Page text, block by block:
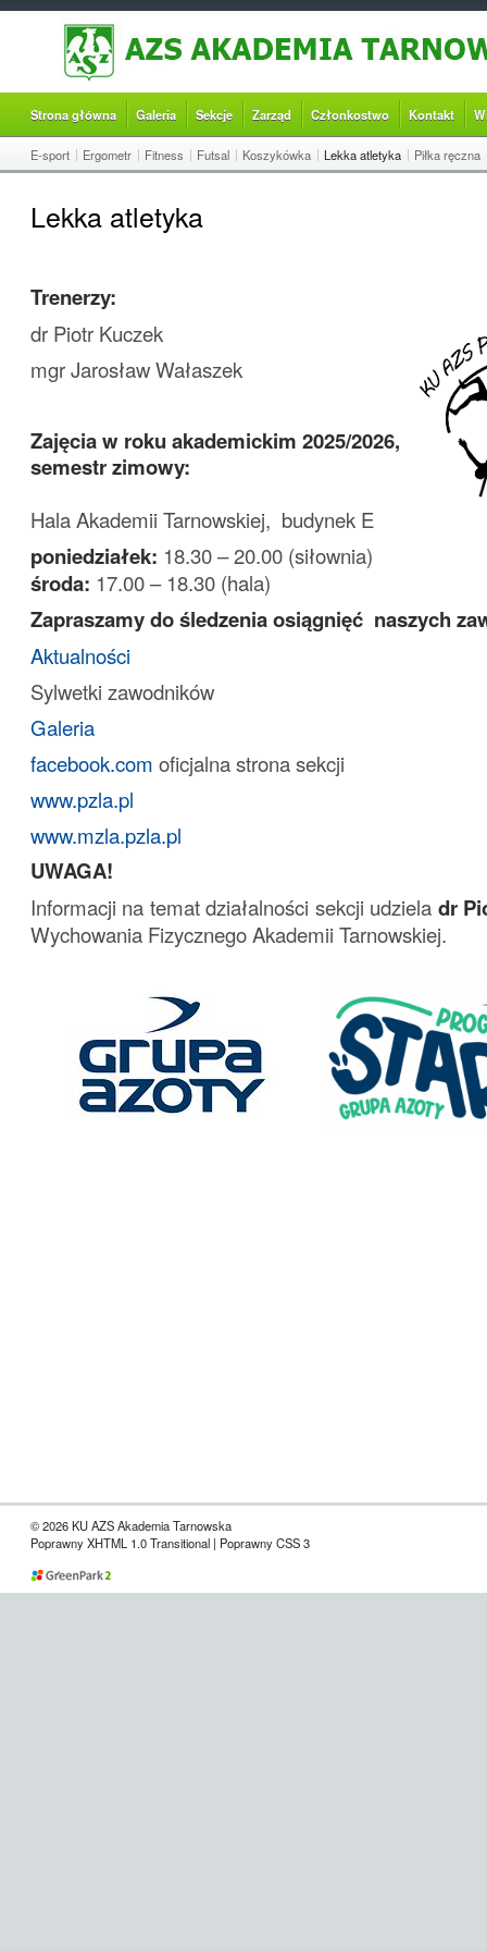
Strona główna Galeria Sekcje Zarząd Członkostwo Kontakt
E-sport Ergometr Fitness Futsal Koszykówka Lekka atletyka Piłka ręczna
Lekka atletyka
Trenerzy:
dr Piotr Kuczek
mgr Jarosław Wałaszek
Zajęcia w roku akademickim 2025/2026,
semestr zimowy:
Hala Akademii Tarnowskiej, budynek E
poniedziałek: 18.30 – 20.00 (siłownia)
środa: 17.00 – 18.30 (hala)
Zapraszamy do śledzenia osiągnięć naszych
Aktualności
Sylwetki zawodników
Galeria
facebook.com oficjalna strona sekcji
www.pzla.pl
www.mzla.pzla.pl
UWAGA!
Informacji na temat działalności sekcji udziela dr
Wychowania Fizycznego Akademii Tarnowskiej.
© 2026 KU AZS Akademia Tarnowska
Poprawny XHTML 1.0 Transitional | Poprawny CSS 3